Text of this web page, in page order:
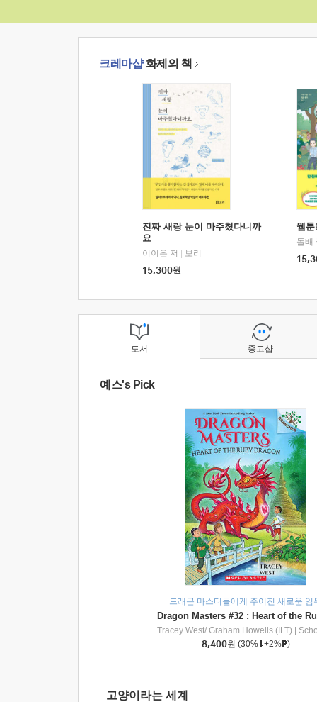
크레마샵화제의 책
진짜 새랑 눈이 마주쳤다니까
요
이이은 저
보리
15,300원
웹
돌배
도서
예스's Pick
드래곤 마스터들에게 주어진 새로운 임
Tracey West/ Graham Howells (ILT)
8,400원 (30% +2% )
고양이라는 세계
중고샵